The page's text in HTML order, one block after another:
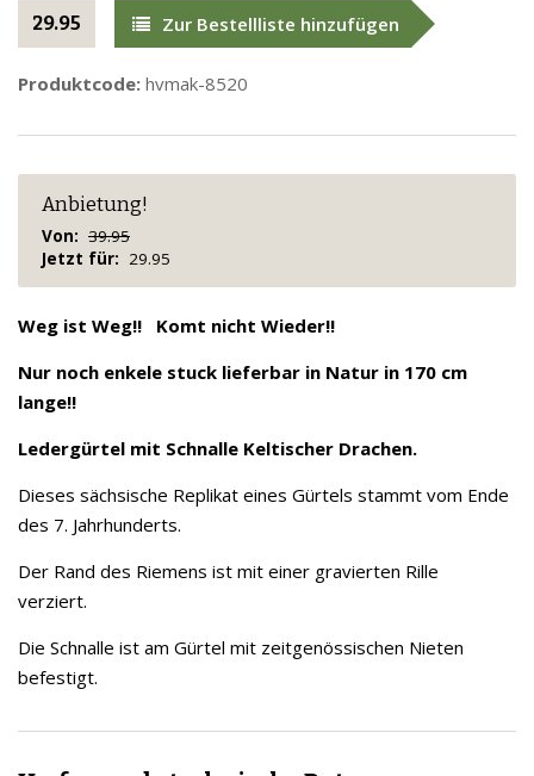
29.95 Zur Bestellliste hinzufügen
Produktcode: hvmak-8520
Anbietung!
Von: 39.95
Jetzt für: 29.95
Weg ist Weg!! Komt nicht Wieder!!
Nur noch enkele stuck lieferbar in Natur in 170 cm
lange!!
Ledergürtel mit Schnalle Keltischer Drachen.
Dieses sächsische Replikat eines Gürtels stammt vom Ende
des 7. Jahrhunderts.
Der Rand des Riemens ist mit einer gravierten Rille
verziert.
Die Schnalle ist am Gürtel mit zeitgenössischen Nieten
befestigt.